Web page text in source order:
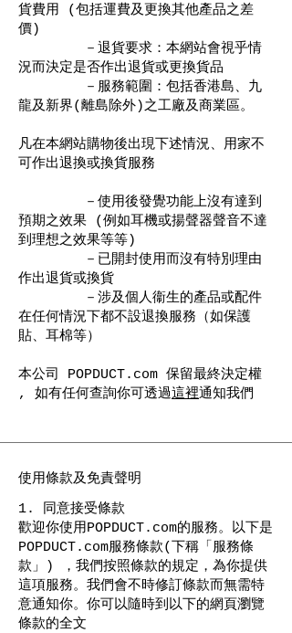
貨費用 (包括運費及更換其他產品之差
價)
－退貨要求：本網站會視乎情
況而決定是否作出退貨或更換貨品
－服務範圍：包括香港島、九
龍及新界(離島除外)之工廠及商業區。
凡在本網站購物後出現下述情況、用家不
可作出退換或換貨服務
－使用後發覺功能上沒有達到
預期之效果 (例如耳機或揚聲器聲音不達
到理想之效果等等)
－已開封使用而沒有特別理由
作出退貨或換貨
－涉及個人衞生的產品或配件
在任何情況下都不設退換服務（如保護
貼、耳棉等）
本公司 POPDUCT.com 保留最終決定權
, 如有任何查詢你可透過這裡通知我們
使用條款及免責聲明
1. 同意接受條款
歡迎你使用POPDUCT.com的服務。以下是
POPDUCT.com服務條款(下稱「服務條
款」) ，我們按照條款的規定，為你提供
這項服務。我們會不時修訂條款而無需特
意通知你。你可以隨時到以下的網頁瀏覽
條款的全文